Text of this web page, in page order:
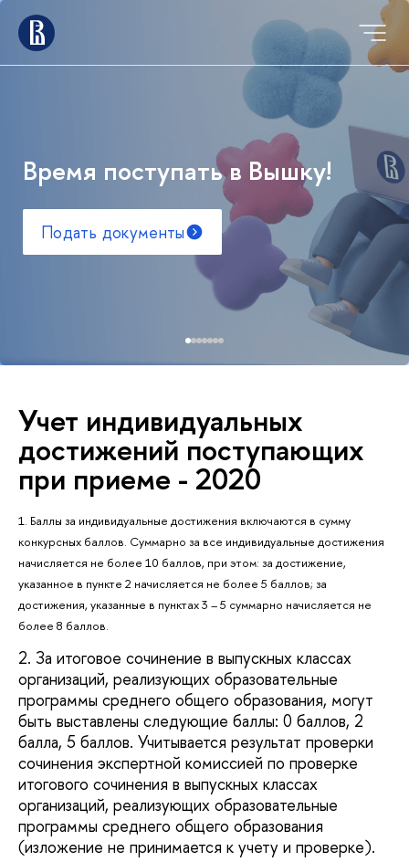
Время поступать в Вышку!
Подать документы
Учет индивидуальных
достижений поступающих
при приеме - 2020
1. Баллы за индивидуальные достижения включаются в сумму
конкурсных баллов. Суммарно за все индивидуальные достижения
начисляется не более 10 баллов, при этом: за достижение,
указанное в пункте 2 начисляется не более 5 баллов; за
достижения, указанные в пунктах 3 – 5 суммарно начисляется не
более 8 баллов.
2. За итоговое сочинение в выпускных классах
организаций, реализующих образовательные
программы среднего общего образования, могут
быть выставлены следующие баллы: 0 баллов, 2
балла, 5 баллов. Учитывается результат проверки
сочинения экспертной комиссией по проверке
итогового сочинения в выпускных классах
организаций, реализующих образовательные
программы среднего общего образования
(изложение не принимается к учету и проверке).